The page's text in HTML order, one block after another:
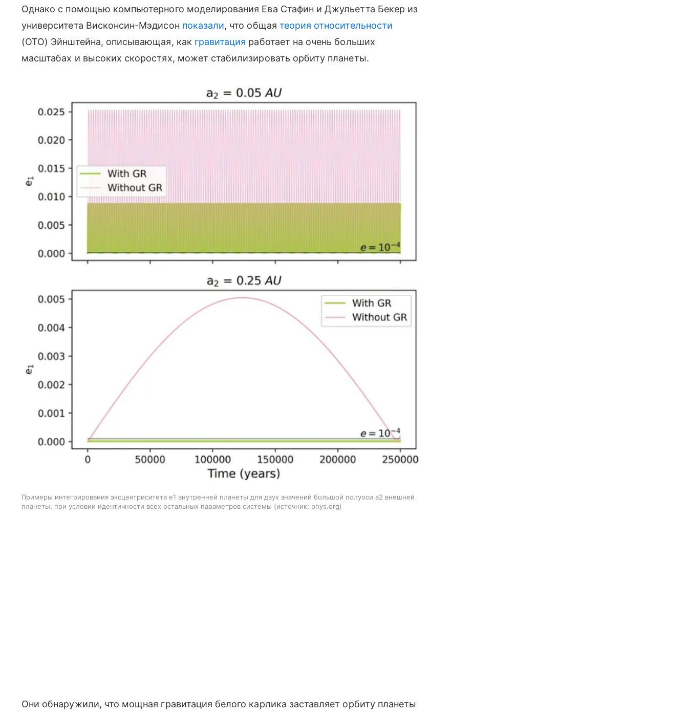
Однако с помощью компьютерного моделирования Ева Стафин и Джульетта Бекер из
университета Висконсин-Мэдисон показали, что общая теория относительности
(ОТО) Эйнштейна, описывающая, как гравитация работает на очень больших
масштабах и высоких скоростях, может стабилизировать орбиту планеты.
Примеры интегрирования эксцентриситета e1 внутренней планеты для двух значений большой полуоси a2 внешней
планеты, при условии идентичности всех остальных параметров системы
источник: phys.org
Они обнаружили, что мощная гравитация белого карлика заставляет орбиту планеты